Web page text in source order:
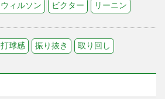
ウィルソン ビクター リーニン
打球感 振り抜き 取り回し